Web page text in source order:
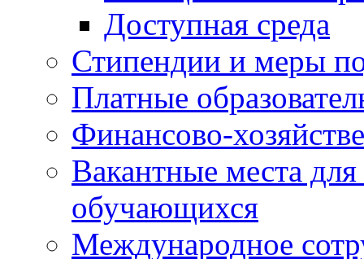
Доступная среда
Стипендии и меры
Платные
Финансово-
Вакантные места
обучающихся
Международное